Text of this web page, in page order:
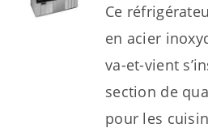
Ce
en acier
va-et-vient
section de
pour les